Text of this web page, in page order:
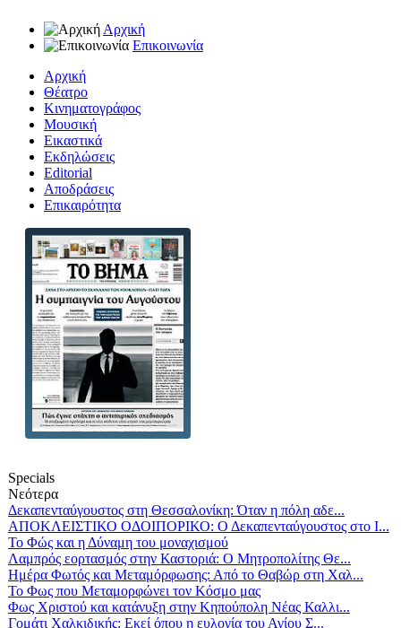
Αρχική
Επικοινωνία
Αρχική
Θέατρο
Κινηματογράφος
Μουσική
Εικαστικά
Εκδηλώσεις
Editorial
Αποδράσεις
Επικαιρότητα
Specials
Νεότερα
Δεκαπενταύγουστος στη Θεσσαλονίκη: Όταν η πόλη αδε...
ΑΠΟΚΛΕΙΣΤΙΚΟ ΟΔΟΙΠΟΡΙΚΟ: Ο Δεκαπενταύγουστος στο Ι...
Το Φώς και η Δύναμη του μοναχισμού
Λαμπρός εορτασμός στην Καστοριά: Ο Μητροπολίτης Θε...
Ημέρα Φωτός και Μεταμόρφωσης: Από το Θαβώρ στη Χαλ...
Το Φως που Μεταμορφώνει τον Κόσμο μας
Φως Χριστού και κατάνυξη στην Κηπούπολη Νέας Καλλι...
Γομάτι Χαλκιδικής: Εκεί όπου η ευλογία του Αγίου Σ...